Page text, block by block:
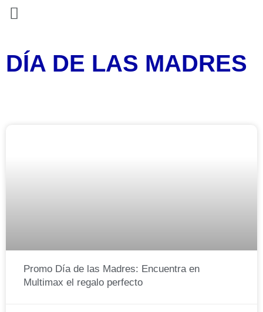
DÍA DE LAS MADRES
Promo Día de las Madres: Encuentra en
Multimax el regalo perfecto